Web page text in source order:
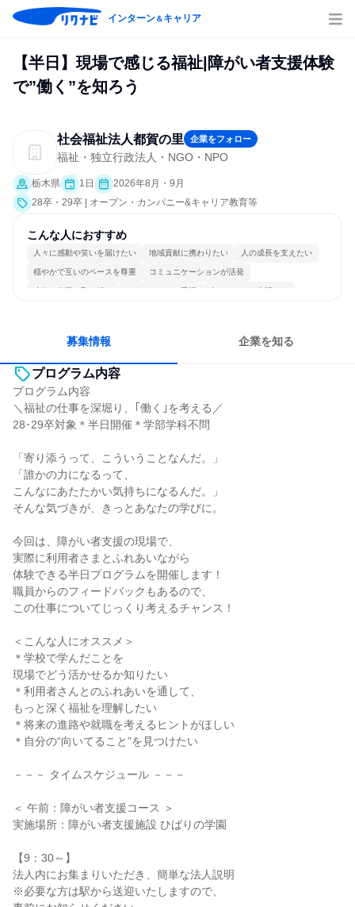
インターン＆キャリア
【半日】現場で感じる福祉|障がい者支援体験
で”働く”を知ろう
社会福祉法人都賀の里 企業をフォロー
福祉・独立行政法人・NGO・NPO
栃木県 1日
2026年8月・9月
28卒・29卒 | オープン・カンパニー&キャリア教育等
こんな人におすすめ
人々に感動や笑いを届けたい 地域貢献に携わりたい 人の成長を支えたい
穏やかで互いのペースを尊重 コミュニケーションが活発
冷静に仕事に取り組む チームワークを重視 人とたくさん会話する
募集情報 企業を知る
プログラム内容
プログラム内容
＼福祉の仕事を深堀り、｢働く｣を考える／
28･29卒対象＊半日開催＊学部学科不問
「寄り添うって、こういうことなんだ。」
「誰かの力になるって、
こんなにあたたかい気持ちになるんだ。」
そんな気づきが、きっとあなたの学びに。
今回は、障がい者支援の現場で、
実際に利用者さまとふれあいながら
体験できる半日プログラムを開催します！
職員からのフィードバックもあるので、
この仕事についてじっくり考えるチャンス！
＜こんな人にオススメ＞
＊学校で学んだことを
現場でどう活かせるか知りたい
＊利用者さんとのふれあいを通して、
もっと深く福祉を理解したい
＊将来の進路や就職を考えるヒントがほしい
＊自分の“向いてること”を見つけたい
－－－ タイムスケジュール －－－
＜ 午前：障がい者支援コース ＞
実施場所：障がい者支援施設 ひばりの学園
【9：30～】
法人内にお集まりいただき、簡単な法人説明
※必要な方は駅から送迎いたしますので、